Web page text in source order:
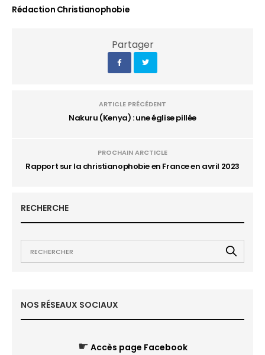
Rédaction Christianophobie
Partager
ARTICLE PRÉCÉDENT
Nakuru (Kenya) : une église pillée
PROCHAIN ARCTICLE
Rapport sur la christianophobie en France en avril 2023
RECHERCHE
NOS RÉSEAUX SOCIAUX
☛ Accès page Facebook